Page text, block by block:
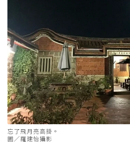
忘了飛月亮高掛。
圖／羅建怡攝影